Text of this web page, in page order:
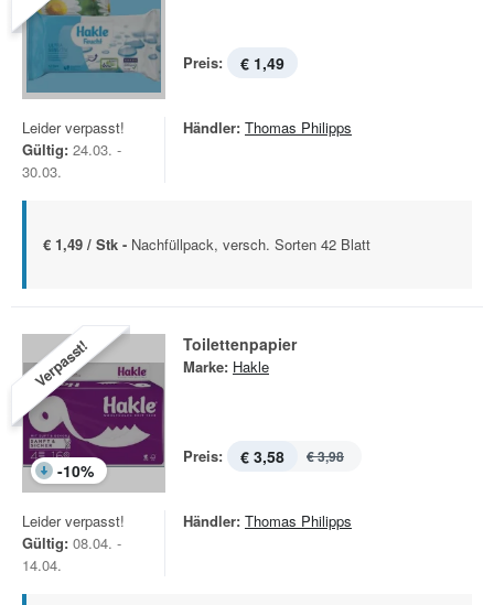
Preis: € 1,49
Leider verpasst!
Gültig: 24.03. -
30.03.
Händler: Thomas Philipps
€ 1,49 / Stk - Nachfüllpack, versch. Sorten 42 Blatt
Verpasst!
-10%
Toilettenpapier
Marke: Hakle
Preis: € 3,58 € 3,98
Leider verpasst!
Gültig: 08.04. -
14.04.
Händler: Thomas Philipps